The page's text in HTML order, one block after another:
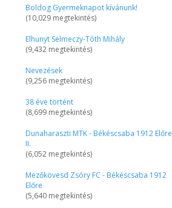
Boldog Gyermeknapot kívánunk!
(10,029 megtekintés)
Elhunyt Selmeczy-Tóth Mihály
(9,432 megtekintés)
Nevezések
(9,256 megtekintés)
38 éve történt
(8,699 megtekintés)
Dunaharaszti MTK - Békéscsaba 1912 Előre
II.
(6,052 megtekintés)
Mezőkövesd Zsóry FC - Békéscsaba 1912
Előre
(5,640 megtekintés)